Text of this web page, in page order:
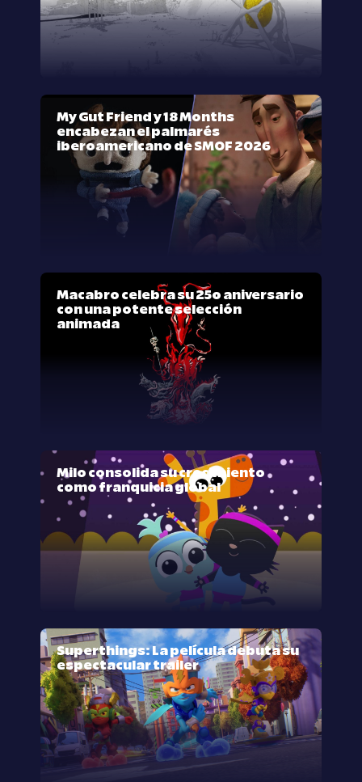
My Gut Friend y 18 Months
encabezan el palmarés
iberoamericano de SMOF 2026
Macabro celebra su 25º aniversario
con una potente selección
animada
Milo consolida su crecimiento
como franquicia global
Superthings: La película debuta su
espectacular trailer